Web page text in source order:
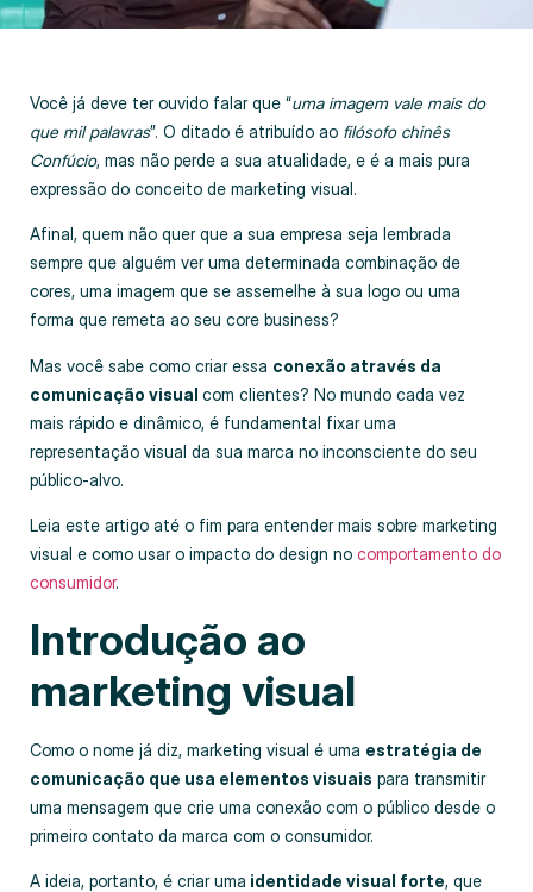
Você já deve ter ouvido falar que “uma imagem vale mais do
que mil palavras”. O ditado é atribuído ao filósofo chinês
Confúcio, mas não perde a sua atualidade, e é a mais pura
expressão do conceito de marketing visual.
Afinal, quem não quer que a sua empresa seja lembrada
sempre que alguém ver uma determinada combinação de
cores, uma imagem que se assemelhe à sua logo ou uma
forma que remeta ao seu core business?
Mas você sabe como criar essa conexão através da
comunicação visual com clientes? No mundo cada vez
mais rápido e dinâmico, é fundamental fixar uma
representação visual da sua marca no inconsciente do seu
público-alvo.
Leia este artigo até o fim para entender mais sobre marketing
visual e como usar o impacto do design no comportamento do
consumidor.
Introdução ao
marketing visual
Como o nome já diz, marketing visual é uma estratégia de
comunicação que usa elementos visuais para transmitir
uma mensagem que crie uma conexão com o público desde o
primeiro contato da marca com o consumidor.
A ideia, portanto, é criar uma identidade visual forte, que